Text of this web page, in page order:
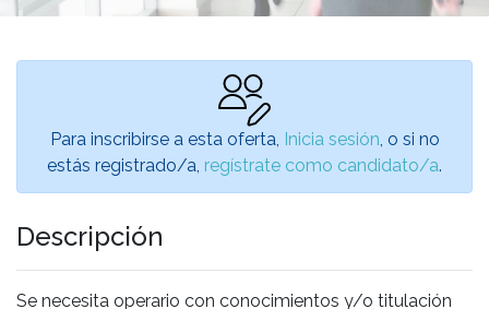
Para inscribirse a esta oferta, Inicia sesión , o si no
estás registrado/a, regístrate como candidato/a.
Descripción
Se necesita operario con conocimientos y/o titulación